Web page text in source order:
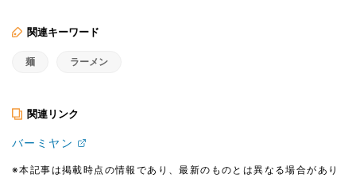
関連キーワード
麺 ラーメン
関連リンク
バーミヤン
※本記事は掲載時点の情報であり、最新のものとは異なる場合があり